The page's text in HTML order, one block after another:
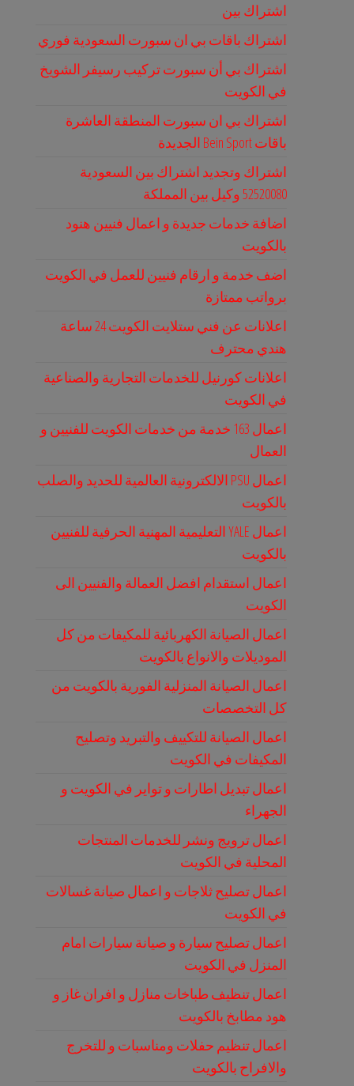
اشتراك بين
اشتراك باقات بي ان سبورت السعودية فوري
اشتراك بي أن سبورت تركيب رسيفر الشويخ
في الكويت
اشتراك بي ان سبورت المنطقة العاشرة
باقات Bein Sport الجديدة
اشتراك وتجديد اشتراك بين السعودية
52520080 وكيل بين المملكة
اضافة خدمات جديدة و اعمال فنيين هنود
بالكويت
اضف خدمة و ارقام فنيين للعمل في الكويت
برواتب ممتازة
اعلانات عن فني ستلايت الكويت 24 ساعة
هندي محترف
اعلانات كورنيل للخدمات التجارية والصناعية
في الكويت
اعمال 163 خدمة من خدمات الكويت للفنيين و
العمال
اعمال PSU الالكترونية العالمية للحديد والصلب
بالكويت
اعمال YALE التعليمية المهنية الحرفية للفنيين
بالكويت
اعمال استقدام افضل العمالة والفنيين الى
الكويت
اعمال الصيانة الكهربائية للمكيفات من كل
الموديلات والانواع بالكويت
اعمال الصيانة المنزلية الفورية بالكويت من
كل التخصصات
اعمال الصيانة للتكييف والتبريد وتصليح
المكيفات في الكويت
اعمال تبديل اطارات و تواير في الكويت و
الجهراء
اعمال ترويج ونشر للخدمات المنتجات
المحلية في الكويت
اعمال تصليح ثلاجات و اعمال صيانة غسالات
في الكويت
اعمال تصليح سيارة و صيانة سيارات امام
المنزل في الكويت
اعمال تنظيف طباخات منازل و افران غاز و
هود مطابخ بالكويت
اعمال تنظيم حفلات ومناسبات و للتخرج
والافراح بالكويت